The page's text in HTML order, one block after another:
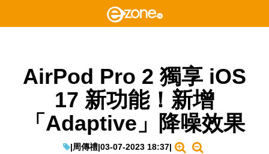
AirPod Pro 2 獨享 iOS
17 新功能！新增
「Adaptive」降噪效果
|周傳禮|03-07-2023 18:37|